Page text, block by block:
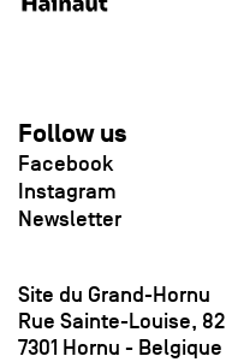
Follow us
Facebook
Instagram
Newsletter
Site du Grand-Hornu
Rue Sainte-Louise, 82
7301 Hornu - Belgique